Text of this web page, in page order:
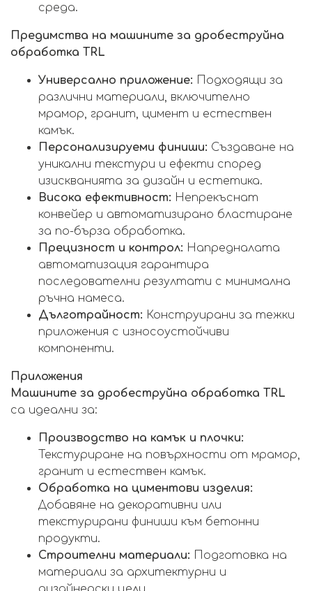
среда.
Предимства на машините за дробеструйна
обработка TRL
Универсално приложение: Подходящи за
различни материали, включително
мрамор, гранит, цимент и естествен
камък.
Персонализируеми финиши: Създаване на
уникални текстури и ефекти според
изискванията за дизайн и естетика.
Висока ефективност: Непрекъснат
конвейер и автоматизирано бластиране
за по-бърза обработка.
Прецизност и контрол: Напредналата
автоматизация гарантира
последователни резултати с минимална
ръчна намеса.
Дълготрайност: Конструирани за тежки
приложения с износоустойчиви
компоненти.
Приложения
Машините за дробеструйна обработка TRL
са идеални за:
Производство на камък и плочки:
Текстуриране на повърхности от мрамор,
гранит и естествен камък.
Обработка на циментови изделия:
Добавяне на декоративни или
текстурирани финиши към бетонни
продукти.
Строителни материали: Подготовка на
материали за архитектурни и